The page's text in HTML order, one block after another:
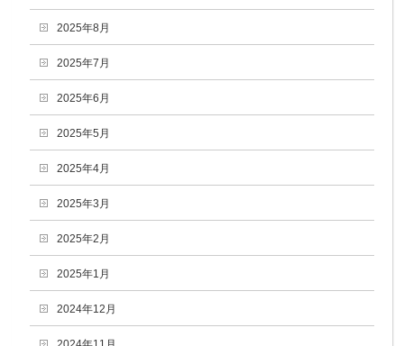
2025年8月
2025年7月
2025年6月
2025年5月
2025年4月
2025年3月
2025年2月
2025年1月
2024年12月